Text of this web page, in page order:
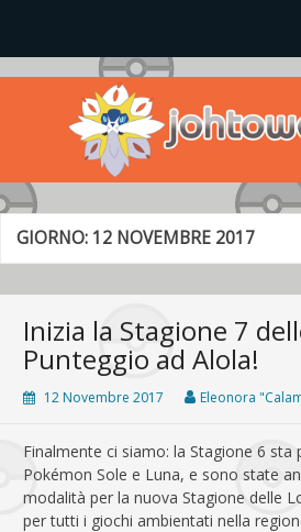
Johto World
Le novità più frizzanti dall'universo
GIORNO: 12 NOVEMBRE 2017
Inizia la Stagione 7
Punteggio ad Alola!
12 Novembre 2017 Eleonora
Finalmente ci siamo: la Stagione 6 sta
Pokémon Sole e Luna, e sono state
modalità per la nuova Stagione delle
per tutti i giochi ambientati nella